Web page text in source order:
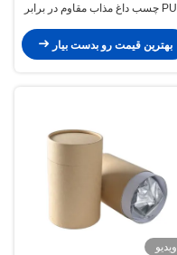
PUR چسب داغ مذاب مقاوم در برابر
بهترین قیمت رو بدست بیار
ویدیو